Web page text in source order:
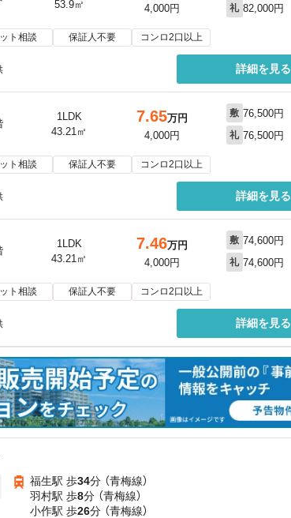
53.9㎡
4,000円
礼 82,000円
ト相談 保証人不要 コンロ2口以上
詳細を見る
1LDK
43.21㎡
7.65万円
4,000円
敷 76,500円
礼 76,500円
ト相談 保証人不要 コンロ2口以上
詳細を見る
1LDK
43.21㎡
7.46万円
4,000円
敷 74,600円
礼 74,600円
ト相談 保証人不要 コンロ2口以上
詳細を見る
福生駅 歩34分 （青梅線）
羽村駅 歩8分 （青梅線）
小作駅 歩26分 （青梅線）